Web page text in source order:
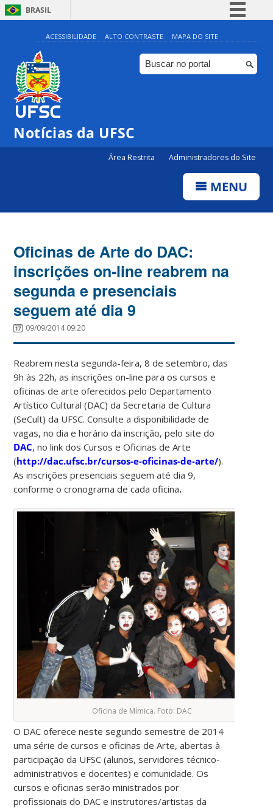
BRASIL
Simplifique!
Comunica BR
Participe
ACESSIBILIDADE ALTO CONTRASTE MAPA DO SITE
Notícias da UFSC
Área Restrita Administradores do Site
MENU
Oficinas de Arte do DAC:
inscrições on-line reabrem na
segunda e presenciais
seguem até dia 9
09/09/2014 09:20
Reabrem nesta segunda-feira, 8 de setembro, das
9h às 22h, as inscrições on-line para os cursos e
oficinas de arte oferecidos pelo Departamento
Artístico Cultural (DAC) da Secretaria de Cultura
(SeCult) da UFSC. Consulte a disponibilidade de
vagas, no dia e horário da inscrição, pelo site do
DAC, no link dos Cursos e Oficinas de Arte
(http://dac.ufsc.br/cursos-e-oficinas-de-arte/).
As inscrições presenciais seguem até dia 9,
conforme o cronograma de cada oficina.
Oficina de Mímica. Foto: DAC
O DAC oferece neste segundo semestre de 2014
uma série de cursos e oficinas de Arte, abertas à
participação da UFSC (alunos, servidores técnico-
administrativos e docentes) e comunidade. Os
cursos e oficinas serão ministrados por
profissionais do DAC e instrutores/artistas da